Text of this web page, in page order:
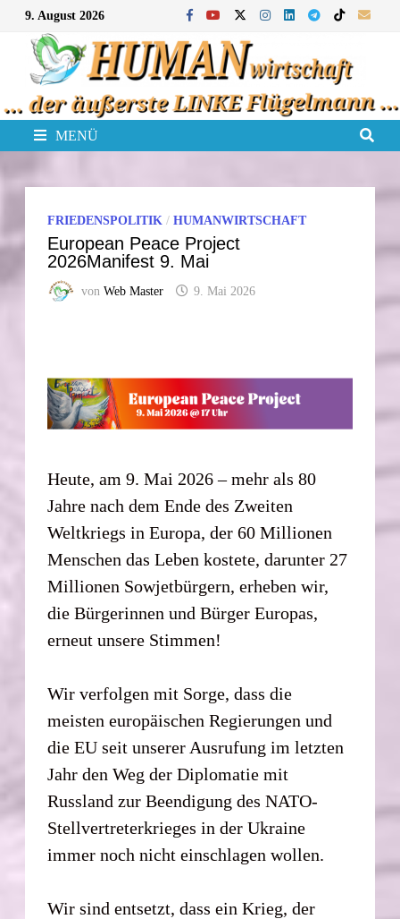
Zum
Inhalt
springen
9. August 2026
MENÜ
FRIEDENSPOLITIK /HUMANWIRTSCHAFT
European Peace Project
2026Manifest 9. Mai
vonWeb Master 9. Mai 2026
Heute, am 9. Mai 2026 – mehr als 80
Jahre nach dem Ende des Zweiten
Weltkriegs in Europa, der 60 Millionen
Menschen das Leben kostete, darunter 27
Millionen Sowjetbürgern, erheben wir,
die Bürgerinnen und Bürger Europas,
erneut unsere Stimmen!
Wir verfolgen mit Sorge, dass die
meisten europäischen Regierungen und
die EU seit unserer Ausrufung im letzten
Jahr den Weg der Diplomatie mit
Russland zur Beendigung des NATO-
Stellvertreterkrieges in der Ukraine
immer noch nicht einschlagen wollen.
Wir sind entsetzt, dass ein Krieg, der